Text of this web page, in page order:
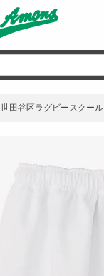
世田谷区ラグビースクール